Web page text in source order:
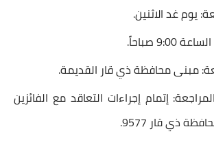
يوم غد الاثنين.
صباحاً.
مبنى محافظة ذي قار القديمة.
إتمام إجراءات التعاقد مع الفائزين
ذي قار 9577.